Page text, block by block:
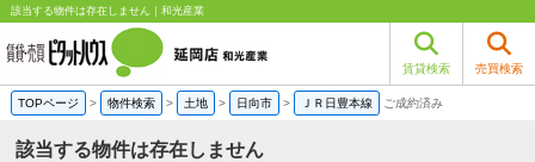
該当する物件は存在しません｜和光産業
賃貸検索 売買検索
TOPページ > 物件検索 > 土地 > 日向市 > ＪＲ日豊本線 ご成約済み
該当する物件は存在しません